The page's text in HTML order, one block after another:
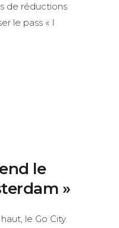
de réductions
le pass « I
le
»
le Go City